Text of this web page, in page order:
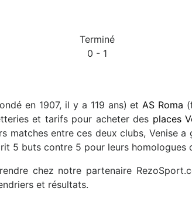
Terminé
0 - 1
en 1907, il y a 119 ans) etAS Roma
et tarifs pour acheter des places
matches entre ces deux clubs, Venise
5 buts contre 5 pour leurs homologues
chez notre partenaire
et résultats.